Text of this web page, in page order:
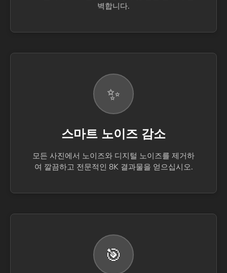
벽합니다.
✨
스마트 노이즈 감소
모든 사진에서 노이즈와 디지털 노이즈를 제거하
여 깔끔하고 전문적인 8K 결과물을 얻으십시오.
🎯